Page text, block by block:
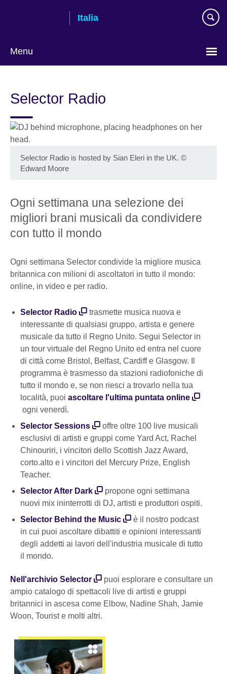
Italia
Menu
Selector Radio
Selector Radio is hosted by Sian Eleri in the UK. ©
Edward Moore
Ogni settimana una selezione dei
migliori brani musicali da condividere
con tutto il mondo
Ogni settimana Selector condivide la migliore musica
britannica con milioni di ascoltatori in tutto il mondo:
online, in video e per radio.
Selector Radio
trasmette musica nuova e
interessante di qualsiasi gruppo, artista e genere
musicale da tutto il Regno Unito. Segui Selector in
un tour virtuale del Regno Unito ed entra nel cuore
di città come Bristol, Belfast, Cardiff e Glasgow. Il
programma è trasmesso da stazioni radiofoniche di
tutto il mondo e, se non riesci a trovarlo nella tua
località, puoi ascoltare l'ultima puntata online
ogni venerdì.
Selector Sessions
offre oltre 100 live musicali
esclusivi di artisti e gruppi come Yard Act, Rachel
Chinouriri, i vincitori dello Scottish Jazz Award,
corto.alto e i vincitori del Mercury Prize, English
Teacher.
Selector After Dark
propone ogni settimana
nuovi mix ininterrotti di DJ, artisti e produttori ospiti.
Selector Behind the Music
è il nostro podcast
in cui puoi ascoltare dibattiti e opinioni interessanti
degli addetti ai lavori dell'industria musicale di tutto
il mondo.
Nell'archivio Selector
puoi esplorare e consultare un
ampio catalogo di spettacoli live di artisti e gruppi
britannici in ascesa come Elbow, Nadine Shah, Jamie
Woon, Tourist e molti altri.